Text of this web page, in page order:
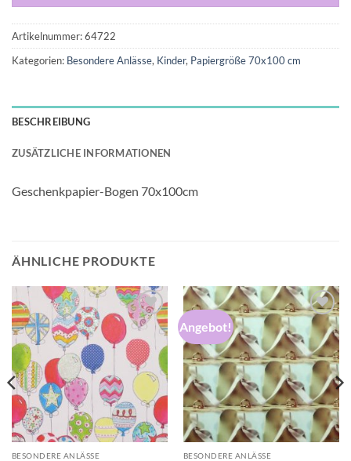
Artikelnummer:64722
Kategorien: Besondere Anlässe, Kinder, Papiergröße 70x100 cm
BESCHREIBUNG
ZUSÄTZLICHE INFORMATIONEN
Geschenkpapier-Bogen 70x100cm
ÄHNLICHE PRODUKTE
Auf die
Wunschliste
BESONDERE ANLÄSSE
Angebot!
Auf die
Wunschliste
BESONDERE ANLÄSSE